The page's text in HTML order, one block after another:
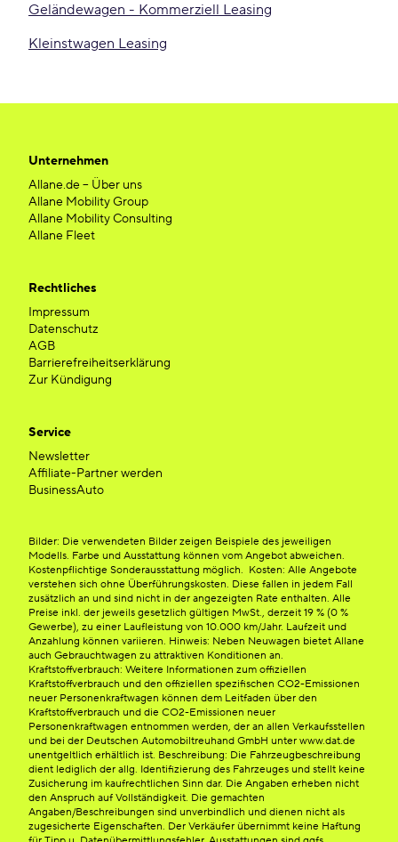
Geländewagen - Kommerziell Leasing
Kleinstwagen Leasing
Unternehmen
Allane.de – Über uns
Allane Mobility Group
Allane Mobility Consulting
Allane Fleet
Rechtliches
Impressum
Datenschutz
AGB
Barrierefreiheitserklärung
Zur Kündigung
Service
Newsletter
Affiliate-Partner werden
BusinessAuto
Bilder: Die verwendeten Bilder zeigen Beispiele des jeweiligen
Modells. Farbe und Ausstattung können vom Angebot abweichen.
Kostenpflichtige Sonderausstattung möglich. Kosten: Alle Angebote
verstehen sich ohne Überführungskosten. Diese fallen in jedem Fall
zusätzlich an und sind nicht in der angezeigten Rate enthalten. Alle
Preise inkl. der jeweils gesetzlich gültigen MwSt., derzeit 19 % (0 %
Gewerbe), zu einer Laufleistung von 10.000 km/Jahr. Laufzeit und
Anzahlung können variieren. Hinweis: Neben Neuwagen bietet Allane
auch Gebrauchtwagen zu attraktiven Konditionen an.
Kraftstoffverbrauch: Weitere Informationen zum offiziellen
Kraftstoffverbrauch und den offiziellen spezifischen CO2-Emissionen
neuer Personenkraftwagen können dem Leitfaden über den
Kraftstoffverbrauch und die CO2-Emissionen neuer
Personenkraftwagen entnommen werden, der an allen Verkaufsstellen
und bei der Deutschen Automobiltreuhand GmbH unter www.dat.de
unentgeltlich erhältlich ist. Beschreibung: Die Fahrzeugbeschreibung
dient lediglich der allg. Identifizierung des Fahrzeuges und stellt keine
Zusicherung im kaufrechtlichen Sinn dar. Die Angaben erheben nicht
den Anspruch auf Vollständigkeit. Die gemachten
Angaben/Beschreibungen sind unverbindlich und dienen nicht als
zugesicherte Eigenschaften. Der Verkäufer übernimmt keine Haftung